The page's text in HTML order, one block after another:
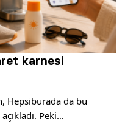
karnesi
Hepsiburada da bu
Peki…